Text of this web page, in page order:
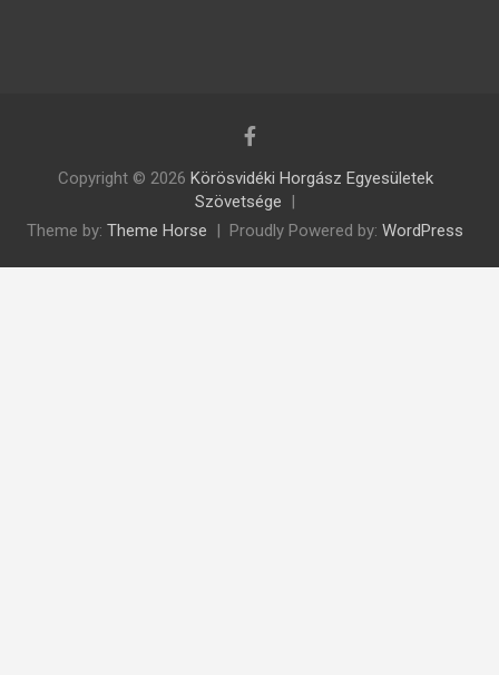
Copyright © 2026 Körösvidéki Horgász Egyesületek
Szövetsége
Theme by: Theme Horse Proudly Powered by: WordPress